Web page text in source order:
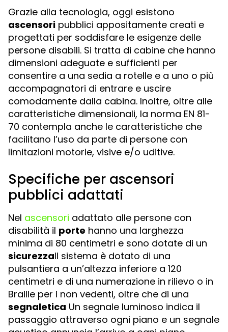
Grazie alla tecnologia, oggi esistono
ascensori pubblici appositamente creati e
progettati per soddisfare le esigenze delle
persone disabili. Si tratta di cabine che hanno
dimensioni adeguate e sufficienti per
consentire a una sedia a rotelle e a uno o più
accompagnatori di entrare e uscire
comodamente dalla cabina. Inoltre, oltre alle
caratteristiche dimensionali, la norma EN 81-
70 contempla anche le caratteristiche che
facilitano l’uso da parte di persone con
limitazioni motorie, visive e/o uditive.
Specifiche per ascensori
pubblici adattati
Nel ascensori adattato alle persone con
disabilità il porte hanno una larghezza
minima di 80 centimetri e sono dotate di un
sicurezzaIl sistema è dotato di una
pulsantiera a un’altezza inferiore a 120
centimetri e di una numerazione in rilievo o in
Braille per i non vedenti, oltre che di una
segnaletica Un segnale luminoso indica il
passaggio attraverso ogni piano e un segnale